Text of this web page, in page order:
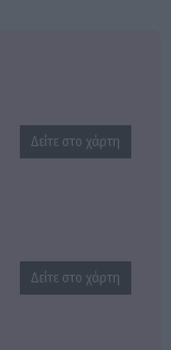
Δείτε στο χάρτη
Δείτε στο χάρτη